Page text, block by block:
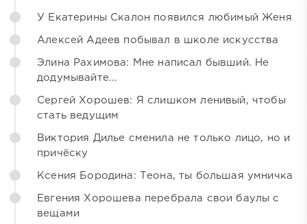
У Екатерины Скалон появился любимый Женя
Алексей Адеев побывал в школе искусства
Элина Рахимова: Мне написал бывший. Не
додумывайте...
Сергей Хорошев: Я слишком ленивый, чтобы
стать ведущим
Виктория Дилье сменила не только лицо, но и
причёску
Ксения Бородина: Теона, ты большая умничка
Евгения Хорошева перебрала свои баулы с
вещами